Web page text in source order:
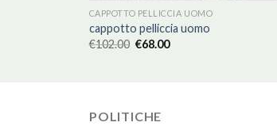
CAPPOTTO PELLICCIA UOMO
cappotto pelliccia uomo
€102.00 €68.00
POLITICHE